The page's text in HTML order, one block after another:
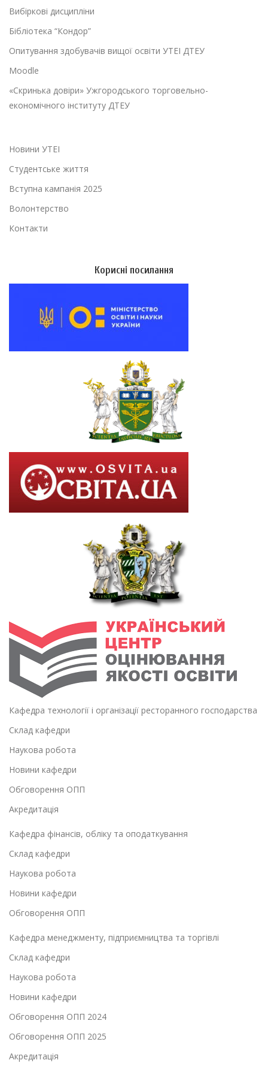
Вибіркові дисципліни
Бібліотека “Кондор”
Опитування здобувачів вищої освіти УТЕІ ДТЕУ
Moodle
«Скринька довіри» Ужгородського торговельно-
економічного інституту ДТЕУ
Новини УТЕІ
Студентське життя
Вступна кампанія 2025
Волонтерство
Контакти
Корисні посилання
Кафедра технології і організації ресторанного господарства
Склад кафедри
Наукова робота
Новини кафедри
Обговорення ОПП
Акредитація
Кафедра фінансів, обліку та оподаткування
Склад кафедри
Наукова робота
Новини кафедри
Обговорення ОПП
Кафедра менеджменту, підприємництва та торгівлі
Склад кафедри
Наукова робота
Новини кафедри
Обговорення ОПП 2024
Обговорення ОПП 2025
Акредитація